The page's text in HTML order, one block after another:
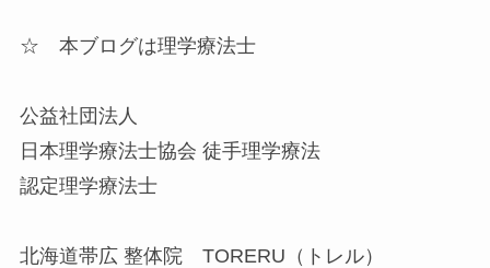
☆ 本ブログは理学療法士
公益社団法人
日本理学療法士協会 徒手理学療法
認定理学療法士
北海道帯広 整体院 TORERU（トレル）